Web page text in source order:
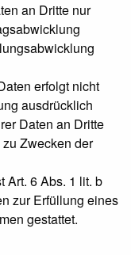
an Dritte nur
erfolgt nicht
ausdrücklich
Daten an Dritte
Zwecken der
Art. 6 Abs. 1 lit. b
zur Erfüllung eines
gestattet.